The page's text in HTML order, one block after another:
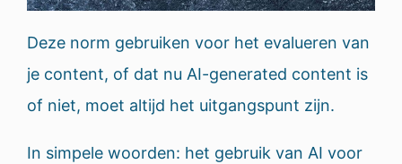
Deze norm gebruiken voor het evalueren van
je content, of dat nu AI-generated content is
of niet, moet altijd het uitgangspunt zijn.
In simpele woorden: het gebruik van AI voor